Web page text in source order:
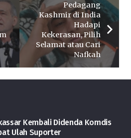
Pedagang
Kashmir di India
Hadapi
Kekerasan, Pilih
Selamat atau Cari
Nafkah
Kembali Didenda Komdis
Ulah Suporter